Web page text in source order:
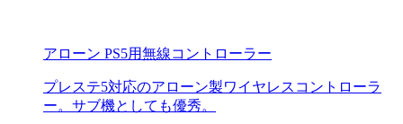
アローン PS5用無線コントローラー
プレステ5対応のアローン製ワイヤレスコントローラ
ー。サブ機としても優秀。